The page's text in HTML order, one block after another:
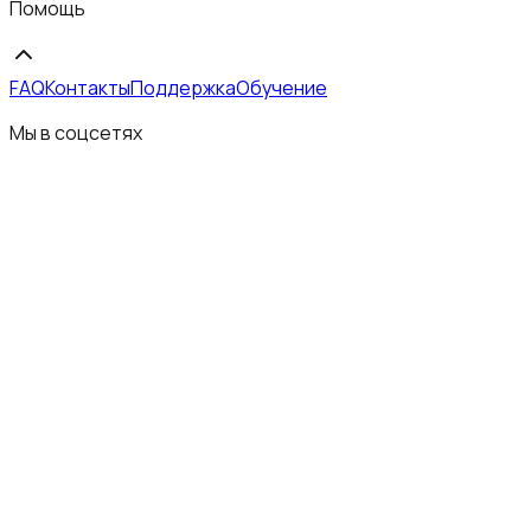
Помощь
FAQКонтактыПоддержкаОбучение
Мы в соцсетях